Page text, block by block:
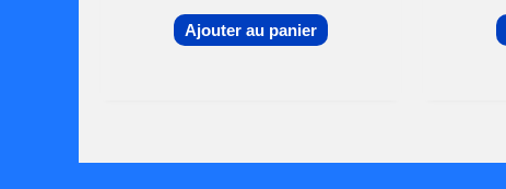
Ajouter au panier